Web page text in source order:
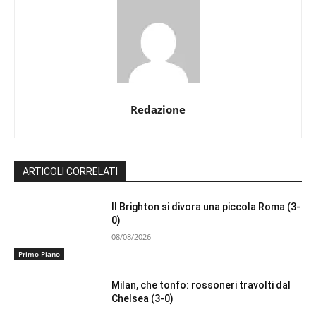
Redazione
ARTICOLI CORRELATI
Primo Piano
Il Brighton si divora una piccola Roma (3-
0)
08/08/2026
Milan, che tonfo: rossoneri travolti dal
Chelsea (3-0)